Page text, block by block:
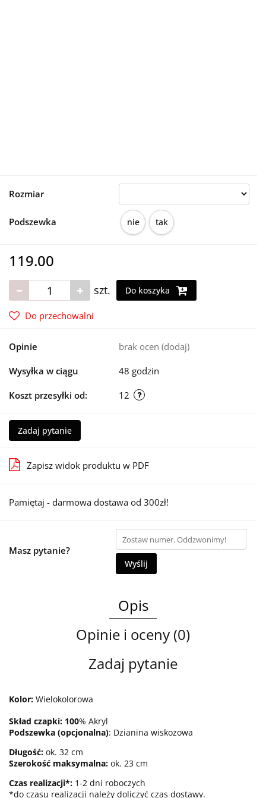
Rozmiar
Podszewka nie tak
119.00
szt. Do koszyka
Do przechowalni
Opinie brak ocen (dodaj)
Wysyłka w ciągu 48 godzin
Koszt przesyłki od: 12
Zadaj pytanie
Zapisz widok produktu w PDF
Pamiętaj - darmowa dostawa od 300zł!
Masz pytanie?
Wyślij
Opis
Opinie i oceny (0)
Zadaj pytanie
Kolor: Wielokolorowa
Skład czapki: 100% Akryl
Podszewka (opcjonalna): Dzianina wiskozowa
Długość: ok. 32 cm
Szerokość maksymalna: ok. 23 cm
Czas realizacji*: 1-2 dni roboczych
*do czasu realizacji należy doliczyć czas dostawy.